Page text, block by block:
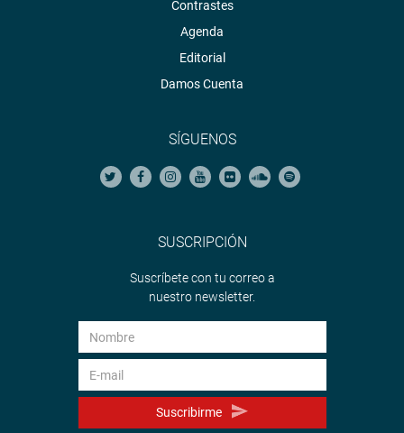
Contrastes
Agenda
Editorial
Damos Cuenta
SÍGUENOS
SUSCRIPCIÓN
Suscríbete con tu correo a
nuestro newsletter.
Suscribirme